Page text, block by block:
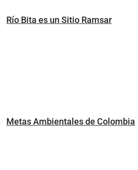
Río Bita es un Sitio Ramsar
Metas Ambientales de Colombia